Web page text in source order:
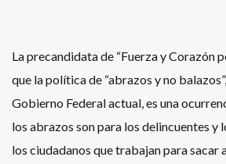
La precandidata de “Fuerza y Corazón
que la política de “abrazos y no
Gobierno Federal actual, es una
los abrazos son para los delincuentes y
los ciudadanos que trabajan para sacar